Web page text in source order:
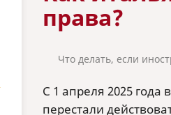
права?
Что делать, если
С 1 апреля 2025
перестали